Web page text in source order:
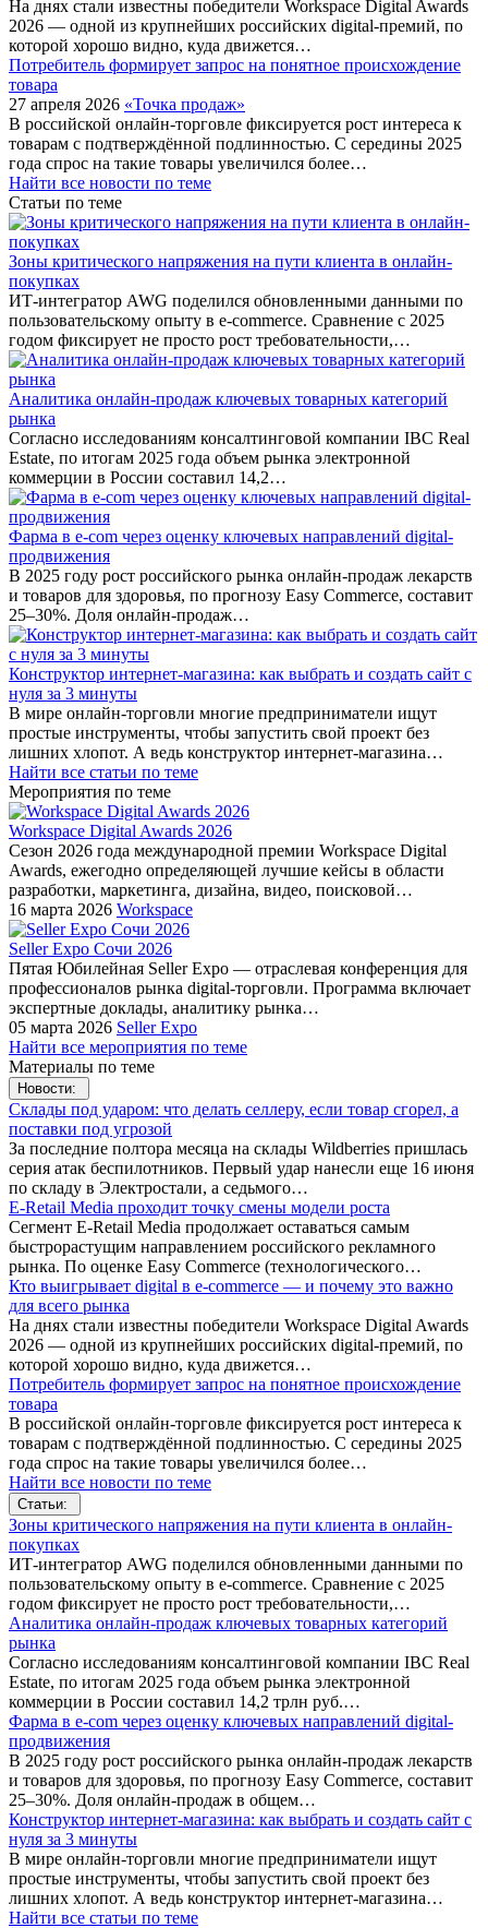
На днях стали известны победители Workspace Digital Awards
2026 — одной из крупнейших российских digital-премий, по
которой хорошо видно, куда движется…
Потребитель формирует запрос на понятное происхождение
товара
27 апреля 2026 «Точка продаж»
В российской онлайн-торговле фиксируется рост интереса к
товарам с подтверждённой подлинностью. С середины 2025
года спрос на такие товары увеличился более…
Найти все новости по теме
Статьи по теме
Зоны критического напряжения на пути клиента в онлайн-
покупках
ИТ-интегратор AWG поделился обновленными данными по
пользовательскому опыту в e-commerce. Сравнение с 2025
годом фиксирует не просто рост требовательности,…
Аналитика онлайн-продаж ключевых товарных категорий
рынка
Согласно исследованиям консалтинговой компании IBC Real
Estate, по итогам 2025 года объем рынка электронной
коммерции в России составил 14,2…
Фарма в e-com через оценку ключевых направлений digital-
продвижения
В 2025 году рост российского рынка онлайн-продаж лекарств
и товаров для здоровья, по прогнозу Easy Commerce, составит
25–30%. Доля онлайн-продаж…
Конструктор интернет-магазина: как выбрать и создать сайт с
нуля за 3 минуты
В мире онлайн-торговли многие предприниматели ищут
простые инструменты, чтобы запустить свой проект без
лишних хлопот. А ведь конструктор интернет-магазина…
Найти все статьи по теме
Мероприятия по теме
Workspace Digital Awards 2026
Сезон 2026 года международной премии Workspace Digital
Awards, ежегодно определяющей лучшие кейсы в области
разработки, маркетинга, дизайна, видео, поисковой…
16 марта 2026 Workspace
Seller Expo Сочи 2026
Пятая Юбилейная Seller Expo — отраслевая конференция для
профессионалов рынка digital-торговли. Программа включает
экспертные доклады, аналитику рынка…
05 марта 2026 Seller Expo
Найти все мероприятия по теме
Материалы по теме
Новости:
Склады под ударом: что делать селлеру, если товар сгорел, а
поставки под угрозой
За последние полтора месяца на склады Wildberries пришлась
серия атак беспилотников. Первый удар нанесли еще 16 июня
по складу в Электростали, а седьмого…
E-Retail Media проходит точку смены модели роста
Сегмент E-Retail Media продолжает оставаться самым
быстрорастущим направлением российского рекламного
рынка. По оценке Easy Commerce (технологического…
Кто выигрывает digital в e-commerce — и почему это важно
для всего рынка
На днях стали известны победители Workspace Digital Awards
2026 — одной из крупнейших российских digital-премий, по
которой хорошо видно, куда движется…
Потребитель формирует запрос на понятное происхождение
товара
В российской онлайн-торговле фиксируется рост интереса к
товарам с подтверждённой подлинностью. С середины 2025
года спрос на такие товары увеличился более…
Найти все новости по теме
Статьи:
Зоны критического напряжения на пути клиента в онлайн-
покупках
ИТ-интегратор AWG поделился обновленными данными по
пользовательскому опыту в e-commerce. Сравнение с 2025
годом фиксирует не просто рост требовательности,…
Аналитика онлайн-продаж ключевых товарных категорий
рынка
Согласно исследованиям консалтинговой компании IBC Real
Estate, по итогам 2025 года объем рынка электронной
коммерции в России составил 14,2 трлн руб.…
Фарма в e-com через оценку ключевых направлений digital-
продвижения
В 2025 году рост российского рынка онлайн-продаж лекарств
и товаров для здоровья, по прогнозу Easy Commerce, составит
25–30%. Доля онлайн-продаж в общем…
Конструктор интернет-магазина: как выбрать и создать сайт с
нуля за 3 минуты
В мире онлайн-торговли многие предприниматели ищут
простые инструменты, чтобы запустить свой проект без
лишних хлопот. А ведь конструктор интернет-магазина…
Найти все статьи по теме